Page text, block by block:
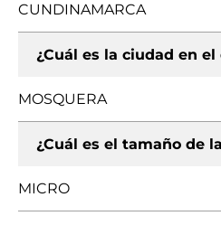
CUNDINAMARCA
¿Cuál es la ciudad en
MOSQUERA
¿Cuál es el tamaño de
MICRO